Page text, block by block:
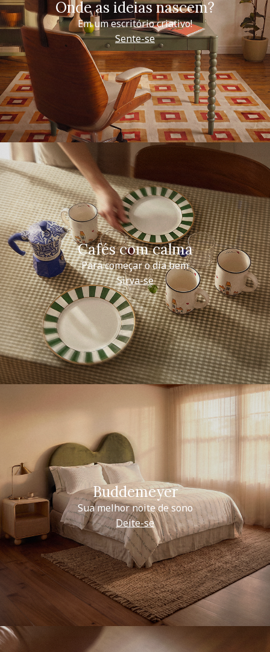
Onde as ideias nascem?
Em um escritório criativo!
Sente-se
Cafés com calma
Para começar o dia bem
Sirva-se
Buddemeyer
Sua melhor noite de sono
Deite-se